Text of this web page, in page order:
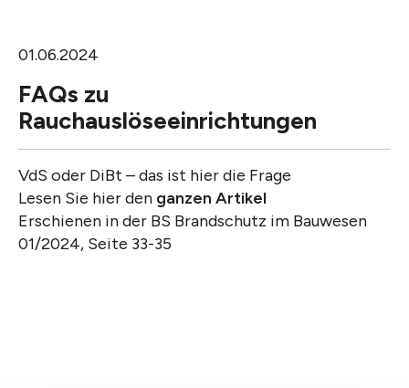
01.06.2024
FAQs zu
Rauchauslöseeinrichtungen
VdS oder DiBt – das ist hier die Frage
Lesen Sie hier den ganzen Artikel
Erschienen in der BS Brandschutz im Bauwesen
01/2024, Seite 33-35